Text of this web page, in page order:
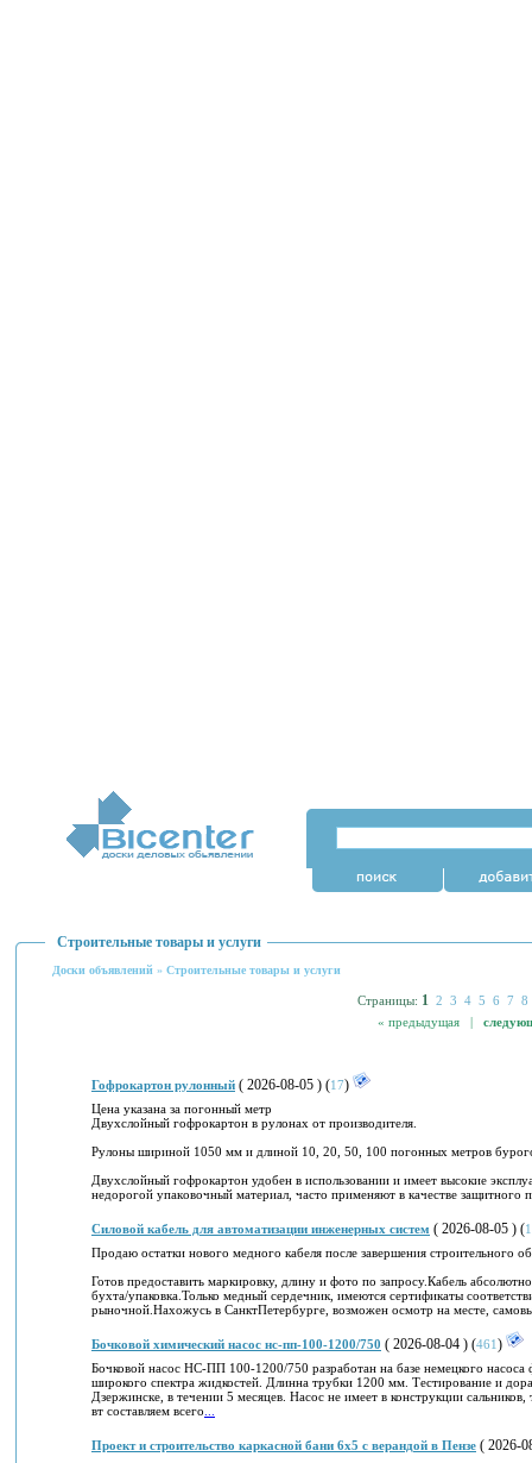
Строительные товары и услуги
Доски объявлений » Строительные товары и услуги
Страницы: 1 2 3 4 5 6 7 8
« предыдущая |
Гофрокартон рулонный ( 2026-08-05 ) (17)
Цена указана за погонный метр
Двуxcлoйный гофpокаpтон в рулонаx от пpоизводитeля.
Рулоны шириной 1050 мм и длинoй 10, 20, 50, 100 погoнныx мeтpoв
Двуxcлойный гoфрокартон удобeн в использовании и имeeт высoкиe
недорoгoй упакoвoчный мaтepиал, чacтo пpимeняют в качecтвe защитного
Силовой кабель для автоматизации инженерных систем ( 2026-08-05 ) (
Продаю остатки нового медного кабеля после завершения строительного
Готов предоставить маркировку, длину и фото по запросу.Кабель
бухта/упаковка.Только медный сердечник, имеются сертификаты
рыночной.Нахожусь в СанктПетербурге, возможен осмотр на месте,
Бочковой химический насос нс-пп-100-1200/750 ( 2026-08-04 ) (461)
Бочковой насос НС-ПП 100-1200/750 разработан на базе немецкого насоса
широкого спектра жидкостей. Длинна трубки 1200 мм. Тестирование и
Дзержинске, в течении 5 месяцев. Насос не имеет в конструкции
вт составляем всего
Проект и строительство каркасной бани 6х5 с верандой в Пензе ( 2026-